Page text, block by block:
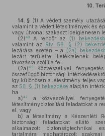
10.
14. § (1) A védett személy
valamint a védett létesítmények és
vagy útvonal szakaszt ideiglenesen
(2)40 A rendőr az (1)
valamint az
Rtv. 58. § (2)
lezárása esetén – a (2a)
lezárt területre illetéktelenek
távozásra szólítja fel.
(2a)41
Közveszéllyel
összefüggő biztonsági
így különösen a létesítmény teljes
az58. § (1) bekezdése alapján
ha
a)42
a közveszéllyel
létesítménybiztosítási feladatokat a
el, vagy
b) a létesítmény a Készenléti
biztonsági feladatokat ellátó
alkalmazott biztonságtechnikai
tartalmára meghatározott